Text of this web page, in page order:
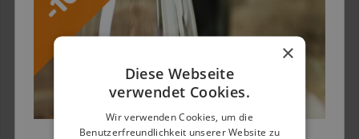
beginnen, passt perfekt zu Unagi-Sushi, Aal-Sushi
oder einfach zu Putenklopse mit Lorbeer.
PRODUKTSPEZIFIKATIONEN
×
Diese Webseite
verwendet Cookies.
Wir verwenden Cookies, um die
Benutzerfreundlichkeit unserer Website zu